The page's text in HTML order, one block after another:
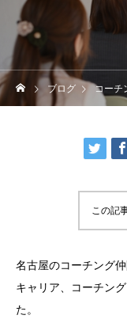
ブログ コーチ
この記
名古屋のコーチング
キャリア、コーチン
た。